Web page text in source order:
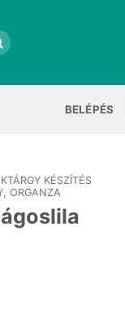
BELÉPÉS
KÉSZÍTÉS
ORGANZA